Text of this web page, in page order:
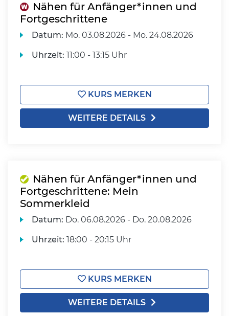
Nähen für Anfänger*innen und
Fortgeschrittene
Datum: Mo. 03.08.2026 - Mo. 24.08.2026
Uhrzeit: 11:00 - 13:15 Uhr
KURS MERKEN
WEITERE DETAILS
Nähen für Anfänger*innen und
Fortgeschrittene: Mein
Sommerkleid
Datum: Do. 06.08.2026 - Do. 20.08.2026
Uhrzeit: 18:00 - 20:15 Uhr
KURS MERKEN
WEITERE DETAILS